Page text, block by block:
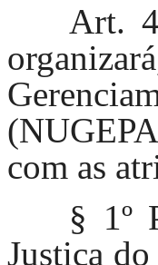
Art.
com as
§ 1º
Justiça